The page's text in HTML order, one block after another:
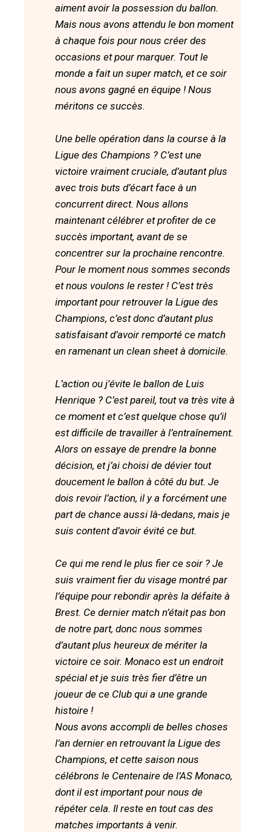
aiment avoir la possession du ballon.
Mais nous avons attendu le bon moment
à chaque fois pour nous créer des
occasions et pour marquer. Tout le
monde a fait un super match, et ce soir
nous avons gagné en équipe ! Nous
méritons ce succès.
Une belle opération dans la course à la
Ligue des Champions ? C’est une
victoire vraiment cruciale, d’autant plus
avec trois buts d’écart face à un
concurrent direct. Nous allons
maintenant célébrer et profiter de ce
succès important, avant de se
concentrer sur la prochaine rencontre.
Pour le moment nous sommes seconds
et nous voulons le rester ! C’est très
important pour retrouver la Ligue des
Champions, c’est donc d’autant plus
satisfaisant d’avoir remporté ce match
en ramenant un clean sheet à domicile.
L’action ou j'évite le ballon de Luis
Henrique ? C’est pareil, tout va très vite à
ce moment et c’est quelque chose qu’il
est difficile de travailler à l’entraînement.
Alors on essaye de prendre la bonne
décision, et j’ai choisi de dévier tout
doucement le ballon à côté du but. Je
dois revoir l’action, il y a forcément une
part de chance aussi là-dedans, mais je
suis content d’avoir évité ce but.
Ce qui me rend le plus fier ce soir ? Je
suis vraiment fier du visage montré par
l’équipe pour rebondir après la défaite à
Brest. Ce dernier match n’était pas bon
de notre part, donc nous sommes
d’autant plus heureux de mériter la
victoire ce soir. Monaco est un endroit
spécial et je suis très fier d’être un
joueur de ce Club qui a une grande
histoire !
Nous avons accompli de belles choses
l’an dernier en retrouvant la Ligue des
Champions, et cette saison nous
célébrons le Centenaire de l’AS Monaco,
dont il est important pour nous de
répéter cela. Il reste en tout cas des
matches importants à venir.